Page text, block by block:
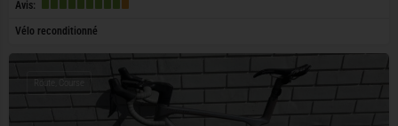
Avis:
Vélo reconditionné
Route, Course